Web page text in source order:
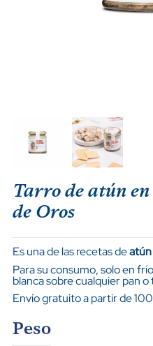
Tarro de atún
de Oros
Es una de las recetas deatún
Para su consumo, solo en
blanca sobre cualquier pan
Envío gratuito a partir de
Peso